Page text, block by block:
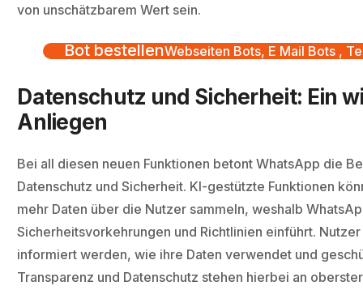
von unschätzbarem Wert sein.
Bot bestellenWebseiten Bots, E Mail Bots ,
Datenschutz und Sicherheit: Ein
Anliegen
Bei all diesen neuen Funktionen betont WhatsApp die
Datenschutz und Sicherheit. KI-gestützte Funktionen
mehr Daten über die Nutzer sammeln, weshalb
Sicherheitsvorkehrungen und Richtlinien einführt.
informiert werden, wie ihre Daten verwendet und
Transparenz und Datenschutz stehen hierbei an